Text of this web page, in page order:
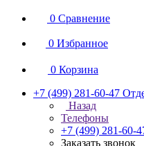
0 Сравнение
0 Избранное
0 Корзина
+7 (499) 281-60-47
Назад
Телефоны
+7 (499) 281-60-
Заказать звонок